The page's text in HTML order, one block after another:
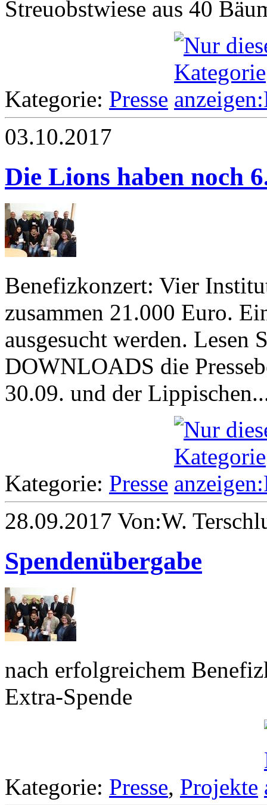
Streuobstwiese aus 40
Kategorie: Presse
03.10.2017
Die Lions haben noch
Benefizkonzert: Vier
zusammen 21.000 Euro.
ausgesucht werden. Lesen
DOWNLOADS die
30.09. und der
Kategorie: Presse
28.09.2017 Von:W.
Spendenübergabe
nach erfolgreichem
Extra-Spende
Kategorie: Presse, Projekte